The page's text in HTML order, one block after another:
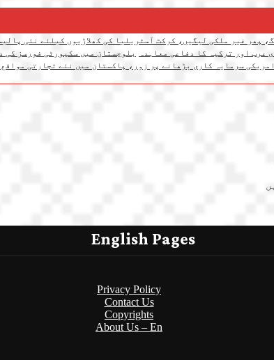
پھر غیر ملکی لیگیں، کرکٹ آسٹریلیا کی کھلاڑیوں کیلئے نئی
عرب اور ترکیہ کا دفاعی معاہدہ بلوچستان میں سکیورٹی فورسز کی دو کارروائیاں، 12
سرمایہ کاری بڑھانے پر زور، پاکستان میں نئے تجارتی مواقع
English Pages
Privacy Policy
Contact Us
Copyrights
About Us – En